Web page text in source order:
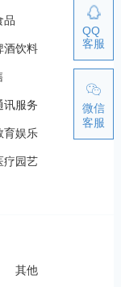
品
酒饮料
讯服务
育娱乐
疗园艺
其他
QQ
客服
微信
客服